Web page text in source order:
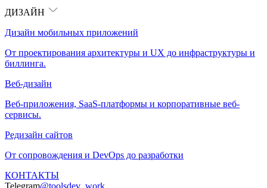
ДИЗАЙН
Дизайн мобильных приложений
От проектирования архитектуры и UX до инфраструктуры и
биллинга.
Веб-дизайн
Веб-приложения, SaaS-платформы и корпоративные веб-
сервисы.
Редизайн сайтов
От сопровождения и DevOps до разработки
КОНТАКТЫ